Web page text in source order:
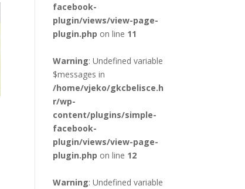
facebook-
plugin/views/view-page-
plugin.php on line 11
Warning: Undefined variable
$messages in
/home/vjeko/gkcbelisce.h
r/wp-
content/plugins/simple-
facebook-
plugin/views/view-page-
plugin.php on line 12
Warning: Undefined variable